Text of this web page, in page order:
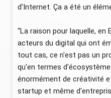
d'Internet. Ça a été un
“La raison pour laquelle, en
acteurs du digital qui ont
tout cas, ce n'est pas un
qu'en termes
énormément de créativité
startup et même